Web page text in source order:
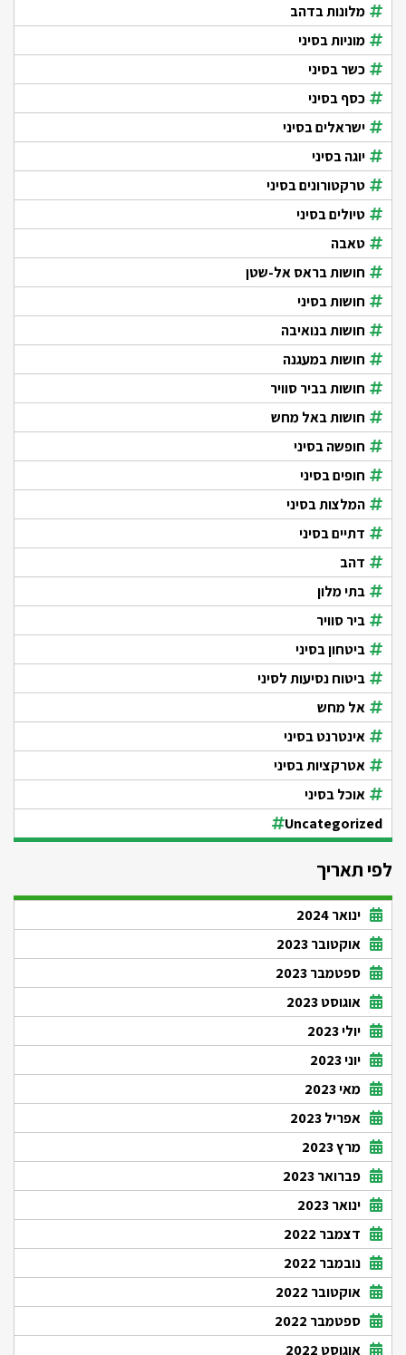
מלונות בדהב
מוניות בסיני
כשר בסיני
כסף בסיני
ישראלים בסיני
יוגה בסיני
טרקטורונים בסיני
טיולים בסיני
טאבה
חושות בראס אל-שטן
חושות בסיני
חושות בנואיבה
חושות במעגנה
חושות בביר סוויר
חושות באל מחש
חופשה בסיני
חופים בסיני
המלצות בסיני
דתיים בסיני
דהב
בתי מלון
ביר סוויר
ביטחון בסיני
ביטוח נסיעות לסיני
אל מחש
אינטרנט בסיני
אטרקציות בסיני
אוכל בסיני
Uncategorized
לפי תאריך
ינואר 2024
אוקטובר 2023
ספטמבר 2023
אוגוסט 2023
יולי 2023
יוני 2023
מאי 2023
אפריל 2023
מרץ 2023
פברואר 2023
ינואר 2023
דצמבר 2022
נובמבר 2022
אוקטובר 2022
ספטמבר 2022
אוגוסט 2022